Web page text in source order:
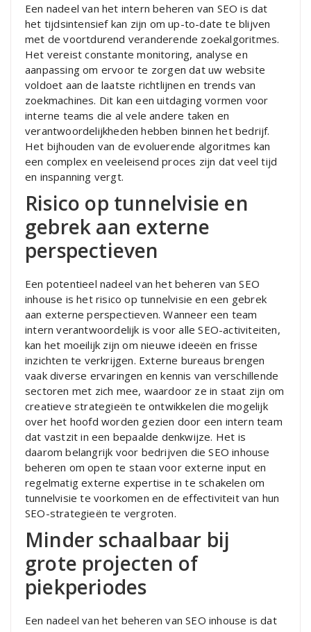
Een nadeel van het intern beheren van SEO is dat
het tijdsintensief kan zijn om up-to-date te blijven
met de voortdurend veranderende zoekalgoritmes.
Het vereist constante monitoring, analyse en
aanpassing om ervoor te zorgen dat uw website
voldoet aan de laatste richtlijnen en trends van
zoekmachines. Dit kan een uitdaging vormen voor
interne teams die al vele andere taken en
verantwoordelijkheden hebben binnen het bedrijf.
Het bijhouden van de evoluerende algoritmes kan
een complex en veeleisend proces zijn dat veel tijd
en inspanning vergt.
Risico op tunnelvisie en
gebrek aan externe
perspectieven
Een potentieel nadeel van het beheren van SEO
inhouse is het risico op tunnelvisie en een gebrek
aan externe perspectieven. Wanneer een team
intern verantwoordelijk is voor alle SEO-activiteiten,
kan het moeilijk zijn om nieuwe ideeën en frisse
inzichten te verkrijgen. Externe bureaus brengen
vaak diverse ervaringen en kennis van verschillende
sectoren met zich mee, waardoor ze in staat zijn om
creatieve strategieën te ontwikkelen die mogelijk
over het hoofd worden gezien door een intern team
dat vastzit in een bepaalde denkwijze. Het is
daarom belangrijk voor bedrijven die SEO inhouse
beheren om open te staan voor externe input en
regelmatig externe expertise in te schakelen om
tunnelvisie te voorkomen en de effectiviteit van hun
SEO-strategieën te vergroten.
Minder schaalbaar bij
grote projecten of
piekperiodes
Een nadeel van het beheren van SEO inhouse is dat